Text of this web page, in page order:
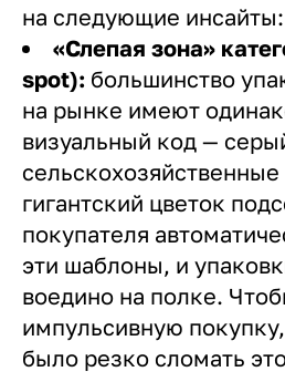
на следующие инсайты:
«Слепая зона»
spot): большинство
на рынке имеют
визуальный код —
гигантский цветок
покупателя
эти шаблоны, и
воедино на полке.
импульсивную
было резко сломать